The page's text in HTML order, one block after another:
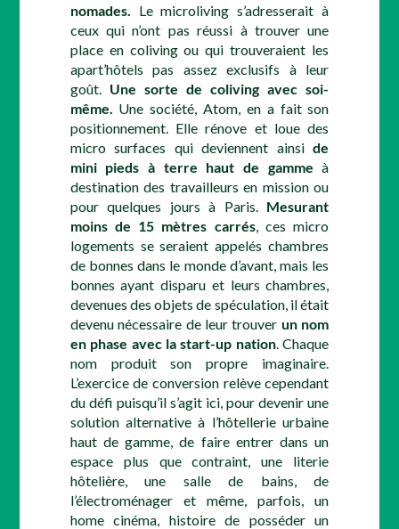
nomades. Le microliving s’adresserait à
ceux qui n’ont pas réussi à trouver une
place en coliving ou qui trouveraient les
apart’hôtels pas assez exclusifs à leur
goût. Une sorte de coliving avec soi-
même. Une société, Atom, en a fait son
positionnement. Elle rénove et loue des
micro surfaces qui deviennent ainside
mini pieds à terre haut de gamme à
destination des travailleurs en mission ou
pour quelques jours à Paris. Mesurant
moins de 15 mètres carrés, ces micro
logements se seraient appelés chambres
de bonnes dans le monde d’avant, mais les
bonnes ayant disparu et leurs chambres,
devenues des objets de spéculation, il était
devenu nécessaire de leur trouver un nom
en phase avec la start-up nation. Chaque
nom produit son propre imaginaire.
L’exercice de conversion relève cependant
du défi puisqu’il s’agit ici, pour devenir une
solution alternative à l’hôtellerie urbaine
haut de gamme, de faire entrer dans un
espace plus que contraint, une literie
hôtelière, une salle de bains, de
l’électroménager et même, parfois, un
home cinéma, histoire de posséder un